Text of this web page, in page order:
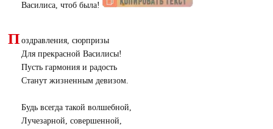
Василиса, чтоб была!
П оздравления, сюрпризы
Для прекрасной Василисы!
Пусть гармония и радость
Станут жизненным девизом.
Будь всегда такой волшебной,
Лучезарной, совершенной,